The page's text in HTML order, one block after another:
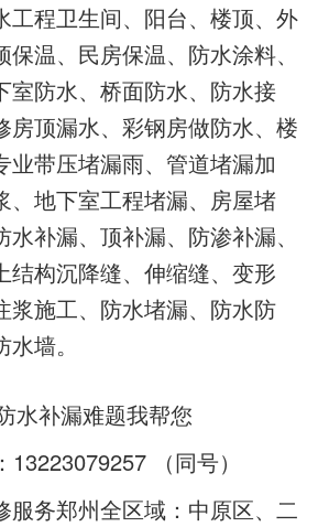
工程卫生间、阳台、楼顶、外
温、民房保温、防水涂料、
室防水、桥面防水、防水接
房顶漏水、彩钢房做防水、楼
业带压堵漏雨、管道堵漏加
、地下室工程堵漏、房屋堵
补漏、 顶补漏、防渗补漏、
结构沉降缝、伸缩缝、变形
浆施工、防水堵漏、防水防
墙。
水补漏难题我帮您
13223079257 （同号）
服务郑州全区域：中原区、二